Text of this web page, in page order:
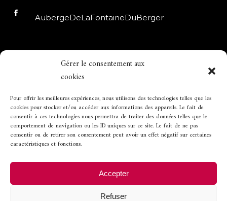
Gérer le consentement aux
cookies
Pour offrir les meilleures expériences, nous utilisons des technologies telles que les
cookies pour stocker et/ou accéder aux informations des appareils. Le fait de
consentir à ces technologies nous permettra de traiter des données telles que le
comportement de navigation ou les ID uniques sur ce site. Le fait de ne pas
consentir ou de retirer son consentement peut avoir un effet négatif sur certaines
caractéristiques et fonctions.
Accepter
Refuser
AubergeDeLaFontaineDuBerger
auberge_fdb
Horaires d’ouverture
Ouvert de 12h à 13h45 et de 19h30 à 21h.
Fermeture les
mercredi soir et dimanche soir